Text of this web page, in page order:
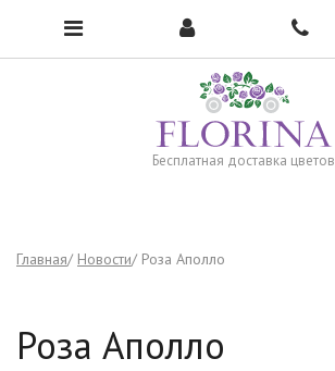
Бесплатная доставка цветов
Чтобы открыть меню, нажмите сюда →
Главная Новости Роза Аполло
Роза Аполло